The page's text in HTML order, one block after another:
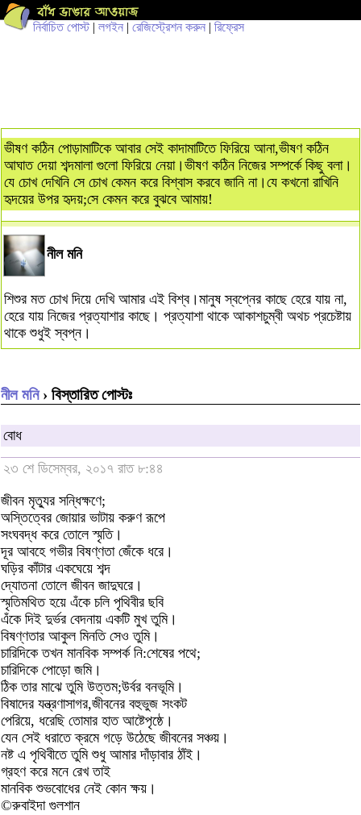
নির্বাচিত পোস্ট| লগইন | রেজিস্ট্রেশন করুন | রিফ্রেস
ভীষণ কঠিন পোড়ামাটিকে আবার সেই কাদামাটিতে ফিরিয়ে আনা,ভীষণ কঠিন
আঘাত দেয়া শব্দমালা গুলো ফিরিয়ে নেয়া।ভীষণ কঠিন নিজের সম্পর্কে কিছু বলা।
যে চোখ দেখিনি সে চোখ কেমন করে বিশ্বাস করবে জানি না।যে কখনো রাখিনি
হৃদয়ের উপর হৃদয়;সে কেমন করে বুঝবে আমায়!
নীল মনি
শিশুর মত চোখ দিয়ে দেখি আমার এই বিশ্ব।মানুষ স্বপ্নের কাছে হেরে যায় না,
হেরে যায় নিজের প্রত্যাশার কাছে। প্রত্যাশা থাকে আকাশচুম্বী অথচ প্রচেষ্টায়
থাকে শুধুই স্বপ্ন।
নীল মনি› বিস্তারিত পোস্টঃ
বোধ
২৩ শে ডিসেম্বর, ২০১৭ রাত ৮:৪৪
জীবন মৃত্যুর সন্ধিক্ষণে;
অস্তিত্বের জোয়ার ভাটায় করুণ রূপে
সংঘবদ্ধ করে তোলে স্মৃতি।
দূর আবহে গভীর বিষণ্ণতা জেঁকে ধরে।
ঘড়ির কাঁটার একঘেয়ে শব্দ
দ্যোতনা তোলে জীবন জাদুঘরে।
স্মৃতিমথিত হয়ে এঁকে চলি পৃথিবীর ছবি
এঁকে দিই দুর্ভর বেদনায় একটি মুখ তুমি।
বিষণ্ণতার আকুল মিনতি সেও তুমি।
চারিদিকে তখন মানবিক সম্পর্ক নি:শেষের পথে;
চারিদিকে পোড়ো জমি।
ঠিক তার মাঝে তুমি উত্তম;উর্বর বনভূমি।
বিষাদের যন্ত্রণাসাগর,জীবনের বহুভুজ সংকট
পেরিয়ে, ধরেছি তোমার হাত আষ্টেপৃষ্ঠে।
যেন সেই ধরাতে ক্রমে গড়ে উঠেছে জীবনের সঞ্চয়।
নষ্ট এ পৃথিবীতে তুমি শুধু আমার দাঁড়াবার ঠাঁই।
গ্রহণ করে মনে রেখ তাই
মানবিক শুভবোধের নেই কোন ক্ষয়।
©রুবাইদা গুলশান